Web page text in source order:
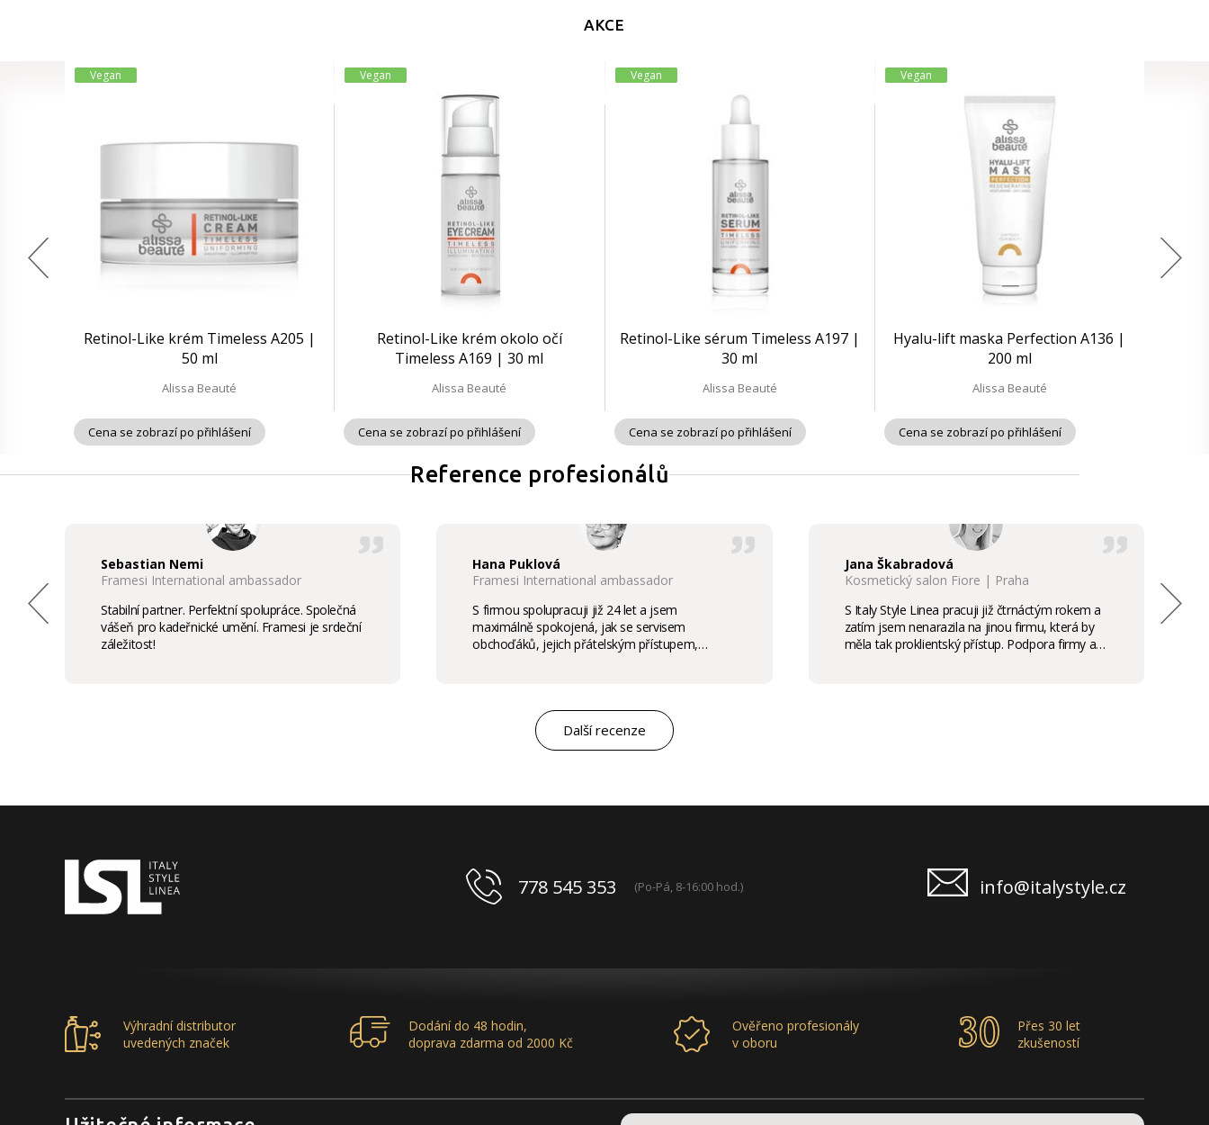
AKCE
Vegan
Retinol-Like krém Timeless A205 |
50 ml
Alissa Beauté
Cena se zobrazí po přihlášení
Vegan
Retinol-Like krém okolo očí
Timeless A169 | 30 ml
Alissa Beauté
Cena se zobrazí po přihlášení
Vegan
Retinol-Like sérum Timeless A197 |
30 ml
Alissa Beauté
Cena se zobrazí po přihlášení
Vegan
Hyalu-lift maska Perfection A136 |
200 ml
Alissa Beauté
Cena se zobrazí po přihlášení
Reference profesionálů
Sebastian Nemi
Framesi International ambassador
Stabilní partner. Perfektní spolupráce. Společná
vášeň pro kadeřnické umění. Framesi je srdeční
záležitost!
Hana Puklová
Framesi International ambassador
S firmou spolupracuji již 24 let a jsem
maximálně spokojená, jak se servisem
obchoďáků, jejich přátelským přístupem,
marketingovým servisem. Pro mě je to po těch
letech „druhá rodina“. Myslím, že ty roky
spolupráce mluví za vše.
Jana Škabradová
Kosmetický salon Fiore | Praha
S Italy Style Linea pracuji již čtrnáctým rokem a
zatím jsem nenarazila na jinou firmu, která by
měla tak proklientský přístup. Podpora firmy a
Další recenze
778 545 353 (Po-Pá, 8-16:00 hod.) info@italystyle.cz
Výhradní distributor
uvedených značek
Dodání do 48 hodin,
doprava zdarma od 2000 Kč
Ověřeno profesionály
v oboru
Přes 30 let
zkušeností